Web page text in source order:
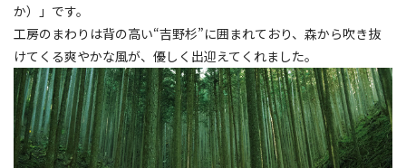
か）」です。
工房のまわりは背の高い“吉野杉”に囲まれており、森から吹き抜
けてくる爽やかな風が、優しく出迎えてくれました。